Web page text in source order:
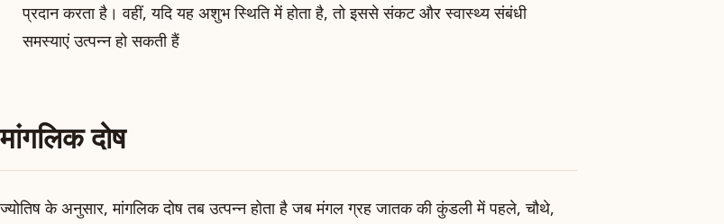
प्रदान करता है। वहीं, यदि यह अशुभ स्थिति में होता है, तो इससे संकट और स्वास्थ्य संबंधी
समस्याएं उत्पन्न हो सकती हैं
मांगलिक दोष
ज्योतिष के अनुसार, मांगलिक दोष तब उत्पन्न होता है जब मंगल ग्रह जातक की कुंडली में पहले, चौथे,